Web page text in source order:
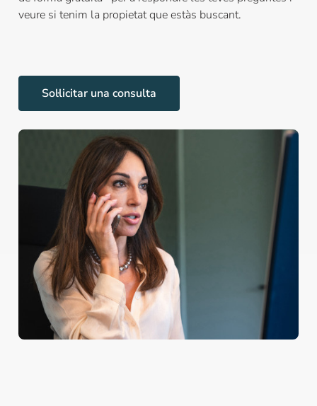
veure si tenim la propietat que estàs buscant.
Sol·licitar una consulta